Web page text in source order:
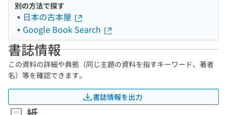
別の方法で探す
日本の古本屋
Google Book Search
書誌情報
この資料の詳細や典拠（同じ主題の資料を指すキーワード、著者
名）等を確認できます。
書誌情報を出力